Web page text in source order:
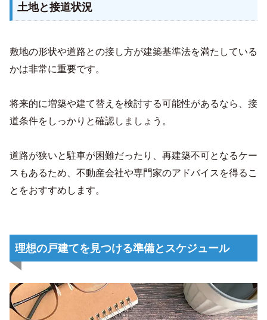
土地と接道状況
敷地の形状や道路との接し方が建築基準法を満たしている
かは非常に重要です。
将来的に増築や建て替えを検討する可能性があるなら、接
道条件をしっかりと確認しましょう。
道路が狭いと駐車が困難だったり、再建築不可となるケー
スもあるため、不動産会社や専門家のアドバイスを得るこ
とをおすすめします。
理想の戸建てを見つける準備とスケジュール